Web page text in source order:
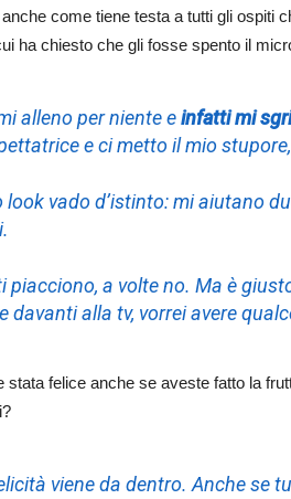
come tiene testa a tutti gli ospiti
ha chiesto che gli fosse spento il
alleno per niente einfatti mi
e ci metto il mio
vado d’istinto: mi aiutano
piacciono, a volte no. Ma è
davanti alla tv, vorrei avere
stata felice anche se aveste fatto la
viene da dentro. Anche se